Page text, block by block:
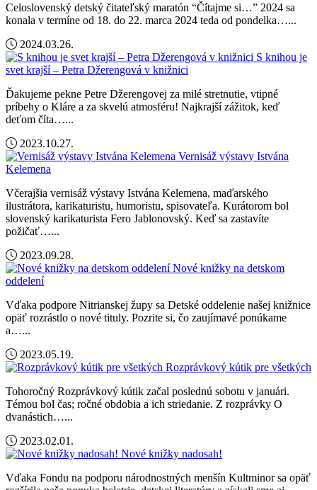
Celoslovenský detský čitateľský maratón “Čítajme si…” 2024 sa
konala v termíne od 18. do 22. marca 2024 teda od pondelka…...
2024.03.26.
S knihou je
svet krajší – Petra Džerengová v knižnici
Ďakujeme pekne Petre Džerengovej za milé stretnutie, vtipné
príbehy o Kláre a za skvelú atmosféru! Najkrajší zážitok, keď
deťom číta…...
2023.10.27.
Vernisáž výstavy Istvána
Kelemena
Včerajšia vernisáž výstavy Istvána Kelemena, maďarského
ilustrátora, karikaturistu, humoristu, spisovateľa. Kurátorom bol
slovenský karikaturista Fero Jablonovský. Keď sa zastavíte
požičať…...
2023.09.28.
Nové knižky na detskom
oddelení
Vďaka podpore Nitrianskej župy sa Detské oddelenie našej knižnice
opäť rozrástlo o nové tituly. Pozrite si, čo zaujímavé ponúkame
a…...
2023.05.19.
Rozprávkový kútik pre všetkých
Tohoročný Rozprávkový kútik začal poslednú sobotu v januári.
Témou bol čas; ročné obdobia a ich striedanie. Z rozprávky O
dvanástich…...
2023.02.01.
Nové knižky nadosah!
Vďaka Fondu na podporu národnostných menšín Kultminor sa opäť